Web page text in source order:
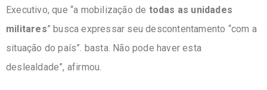
Executivo, que “a mobilização de todas as unidades
militares” busca expressar seu descontentamento “com a
situação do país”. basta. Não pode haver esta
deslealdade”, afirmou.